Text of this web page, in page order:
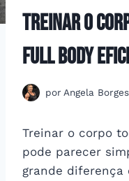
Treinar o
full body
por Angela Borges
Treinar o corpo
pode parecer
grande diferença